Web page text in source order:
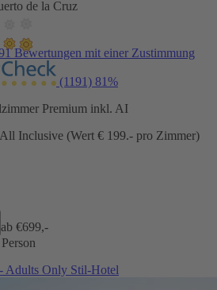
de la Cruz
Bewertungen mit einer Zustimmung
(1191) 81%
Premium inkl. AI
Inclusive (Wert € 199.- pro Zimmer)
ab €699,-
Only Stil-Hotel